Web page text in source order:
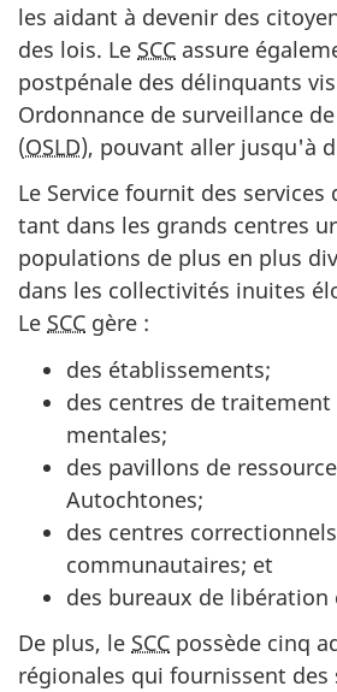
les aidant à devenir des
des lois. Le SCC assure
postpénale des délinquants
Ordonnance de surveillance
(OSLD), pouvant aller jusqu'à
Le Service fournit des services
tant dans les grands centres
populations de plus en plus
dans les collectivités inuites
Le SCC gère :
des établissements;
des centres de traitement
mentales;
des pavillons de
Autochtones;
des centres correctionnels
communautaires; et
des bureaux de
De plus, le SCC possède cinq
régionales qui fournissent des